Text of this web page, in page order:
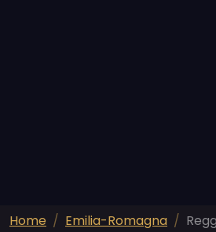
Home Emilia-Romagna